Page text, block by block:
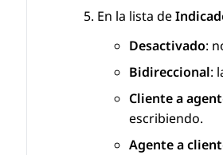
En la lista de
Desactivado:
Bidireccional:
Cliente a
escribiendo.
Agente a